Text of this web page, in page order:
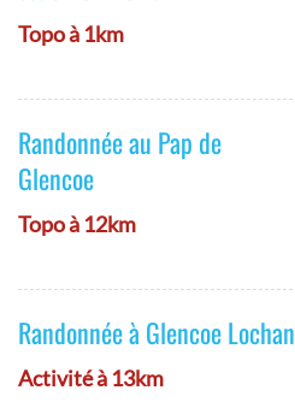
Topo à 1km
Randonnée au Pap de
Glencoe
Topo à 12km
Randonnée à Glencoe Lochan
Activité à 13km